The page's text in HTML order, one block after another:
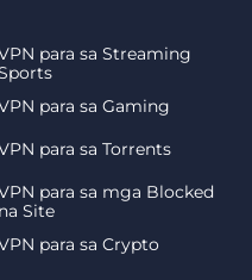
para sa Streaming
para sa Gaming
para sa Torrents
para sa mga Blocked
na Site
para sa Crypto